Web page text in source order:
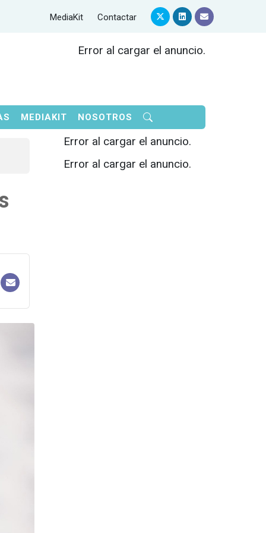
MediaKit Contactar
Error al cargar el anuncio.
MEDIAKIT NOSOTROS
Error al cargar el anuncio.
Error al cargar el anuncio.